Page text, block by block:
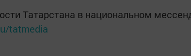
Татарстана в национальном
tatmedia